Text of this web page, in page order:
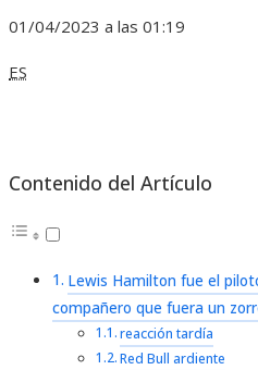
01/04/2023 a las 01:19
ES
Contenido del Artículo
Lewis Hamilton fue el
compañero que fuera un
reacción tardía
Red Bull ardiente